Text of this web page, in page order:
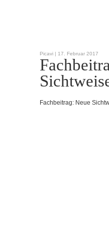
Picavi | 17. Februar 2017
Fachbeitrag: Neue